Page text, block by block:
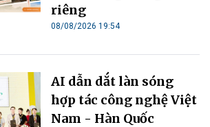
riêng
08/08/2026 19:54
AI dẫn dắt làn sóng
hợp tác công nghệ Việt
Nam - Hàn Quốc